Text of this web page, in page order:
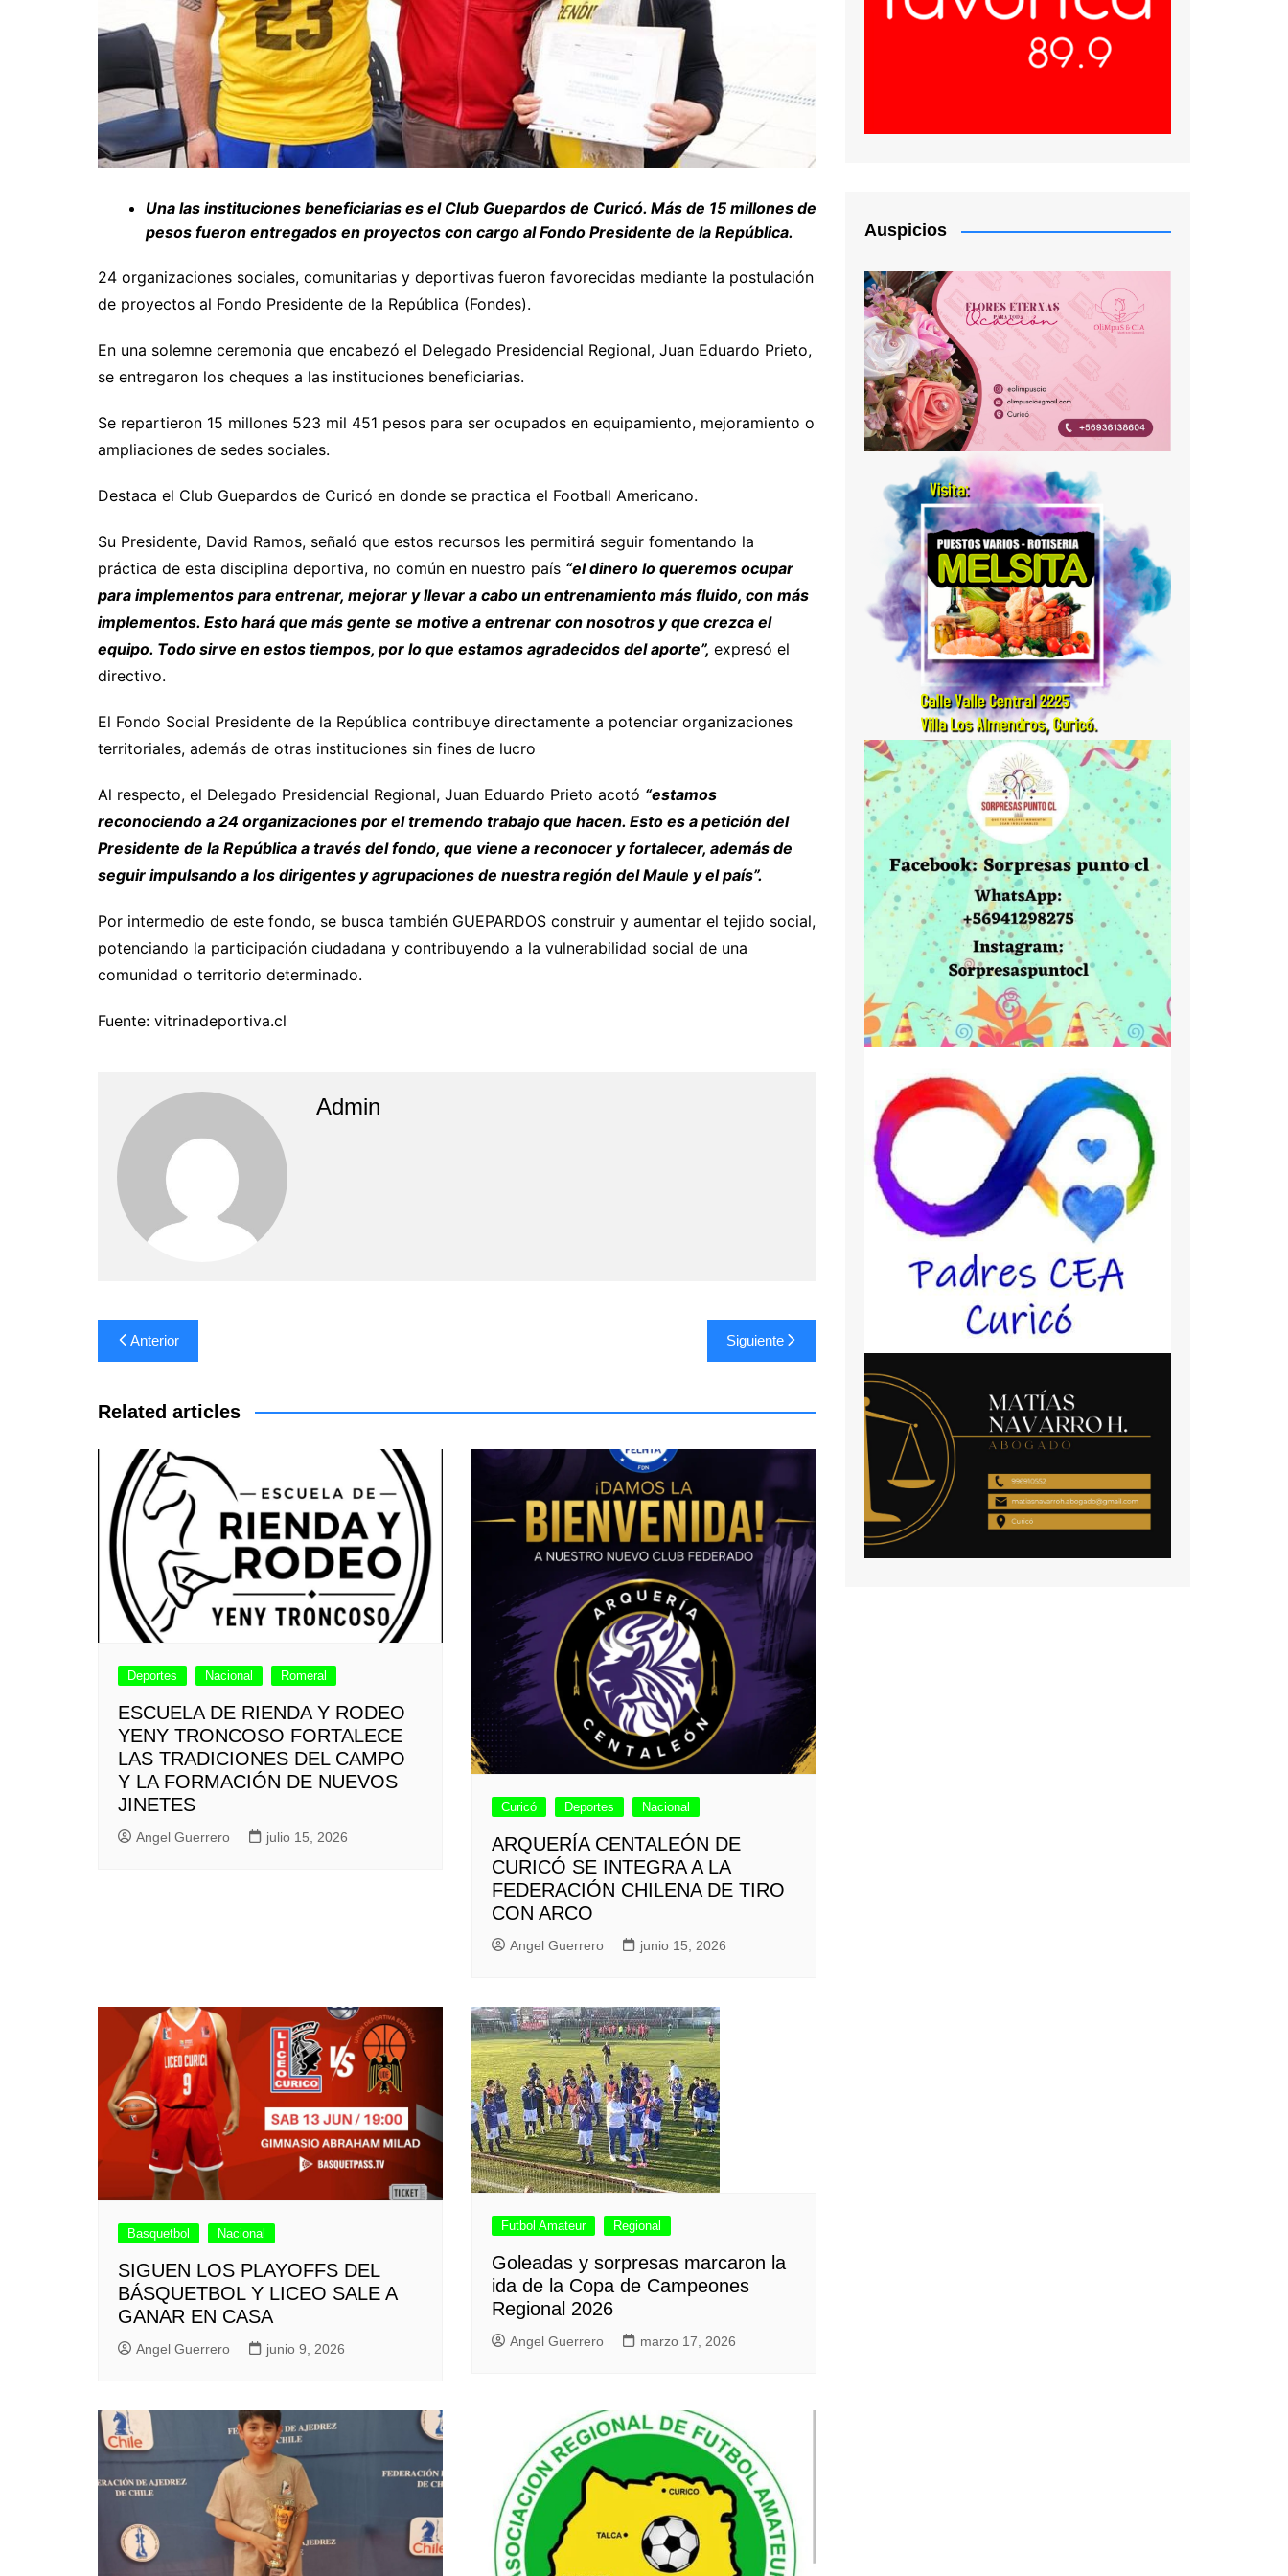
Una las instituciones beneficiarias es el Club Guepardos de Curicó. Más de 15 millones de
pesos fueron entregados en proyectos con cargo al Fondo Presidente de la República.
24 organizaciones sociales, comunitarias y deportivas fueron favorecidas mediante la postulación
de proyectos al Fondo Presidente de la República (Fondes).
En una solemne ceremonia que encabezó el Delegado Presidencial Regional, Juan Eduardo Prieto,
se entregaron los cheques a las instituciones beneficiarias.
Se repartieron 15 millones 523 mil 451 pesos para ser ocupados en equipamiento, mejoramiento o
ampliaciones de sedes sociales.
Destaca el Club Guepardos de Curicó en donde se practica el Football Americano.
Su Presidente, David Ramos, señaló que estos recursos les permitirá seguir fomentando la
práctica de esta disciplina deportiva, no común en nuestro país “el dinero lo queremos ocupar
para implementos para entrenar, mejorar y llevar a cabo un entrenamiento más fluido, con más
implementos. Esto hará que más gente se motive a entrenar con nosotros y que crezca el
equipo. Todo sirve en estos tiempos, por lo que estamos agradecidos del aporte”, expresó el
directivo.
El Fondo Social Presidente de la República contribuye directamente a potenciar organizaciones
territoriales, además de otras instituciones sin fines de lucro
Al respecto, el Delegado Presidencial Regional, Juan Eduardo Prieto acotó “estamos
reconociendo a 24 organizaciones por el tremendo trabajo que hacen. Esto es a petición del
Presidente de la República a través del fondo, que viene a reconocer y fortalecer, además de
seguir impulsando a los dirigentes y agrupaciones de nuestra región del Maule y el país”.
Por intermedio de este fondo, se busca también GUEPARDOS construir y aumentar el tejido social,
potenciando la participación ciudadana y contribuyendo a la vulnerabilidad social de una
comunidad o territorio determinado.
Fuente: vitrinadeportiva.cl
Admin
Navegación
de
entradas
Anterior Siguiente
Related articles
Deportes Nacional Romeral
ESCUELA DE RIENDA Y RODEO
YENY TRONCOSO FORTALECE
LAS TRADICIONES DEL CAMPO
Y LA FORMACIÓN DE NUEVOS
JINETES
Angel Guerrero julio 15, 2026
Curicó Deportes Nacional
ARQUERÍA CENTALEÓN DE
CURICÓ SE INTEGRA A LA
FEDERACIÓN CHILENA DE TIRO
CON ARCO
Angel Guerrero junio 15, 2026
Basquetbol Nacional
SIGUEN LOS PLAYOFFS DEL
BÁSQUETBOL Y LICEO SALE A
GANAR EN CASA
Angel Guerrero junio 9, 2026
Futbol Amateur Regional
Goleadas y sorpresas marcaron la
ida de la Copa de Campeones
Regional 2026
Angel Guerrero marzo 17, 2026
Auspicios